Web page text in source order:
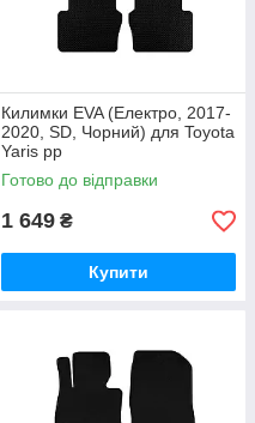
Килимки EVA (Електро, 2017-
2020, SD, Чорний) для Toyota
Yaris рр
Готово до відправки
1 649 ₴
Купити